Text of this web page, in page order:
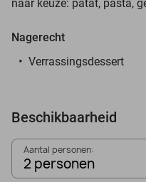
naar keuze: patat, pasta,
Nagerecht
Verrassingsdessert
Beschikbaarheid
Aantal personen:
2 personen